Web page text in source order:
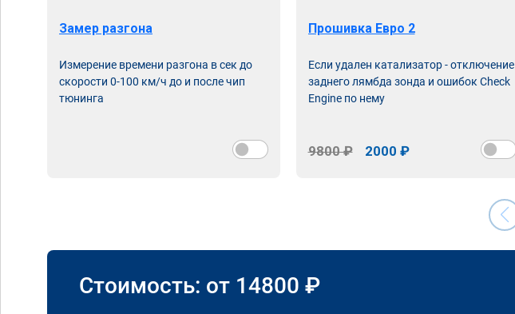
Замер разгона
Измерение времени разгона в сек до
скорости 0-100 км/ч до и после чип
тюнинга
Прошивка Евро 2
Если удален катализатор - отключение
заднего лямбда зонда и ошибок Check
Engine по нему
9800 ₽ 2000 ₽
Стоимость: от 14800 ₽